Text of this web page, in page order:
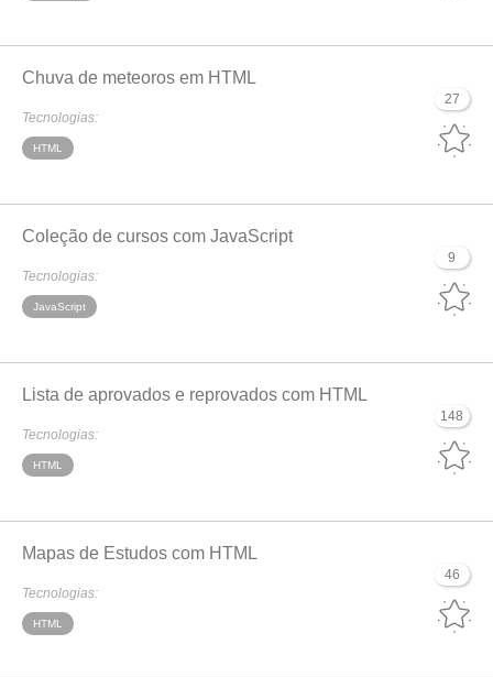
27
Chuva de meteoros em HTML
Tecnologias:
HTML
9
Coleção de cursos com JavaScript
Tecnologias:
JavaScript
148
Lista de aprovados e reprovados com HTML
Tecnologias:
HTML
46
Mapas de Estudos com HTML
Tecnologias:
HTML